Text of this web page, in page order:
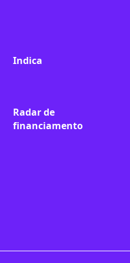
Indica
Radar de
financiamento